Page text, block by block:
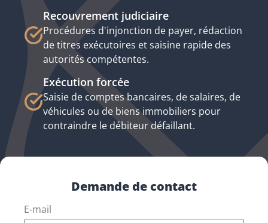
Recouvrement judiciaire
Procédures d'injonction de payer, rédaction
de titres exécutoires et saisine rapide des
autorités compétentes.
Exécution forcée
Saisie de comptes bancaires, de salaires, de
véhicules ou de biens immobiliers pour
contraindre le débiteur défaillant.
Demande de contact
E-mail